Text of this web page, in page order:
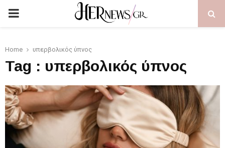
PRIMARY
Home υπερβολικός ύπνος
Tag : υπερβολικός ύπνος